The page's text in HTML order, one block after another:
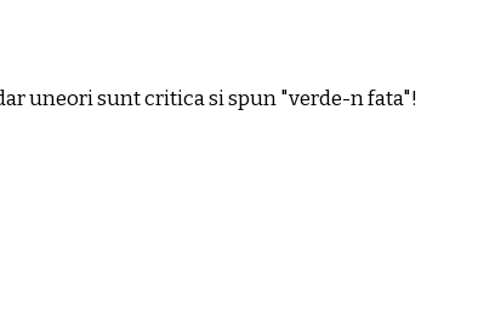
uneori sunt critica si spun "verde-n fata"!